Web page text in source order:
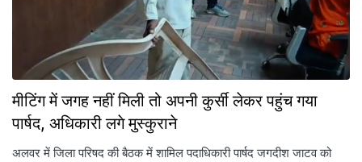
मीटिंग में जगह नहीं मिली तो अपनी कुर्सी लेकर पहुंच गया
पार्षद, अधिकारी लगे मुस्कुराने
अलवर में जिला परिषद की बैठक में शामिल पदाधिकारी पार्षद जगदीश जाटव को